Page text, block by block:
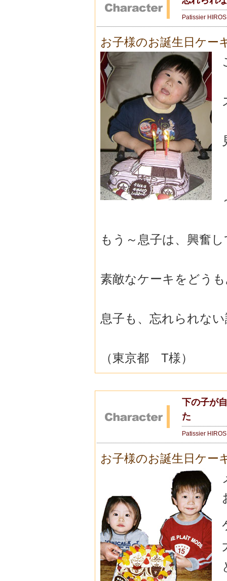
Patissier
お子様のお誕生日ケー
もう～息子は、興奮
素敵なケーキをどう
息子も、忘れられな
（東京都 T様）
下の子が
た
Patissier
お子様のお誕生日ケー